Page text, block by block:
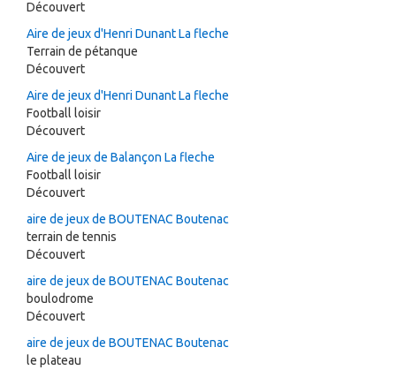
Découvert
Aire de jeux d'Henri Dunant La fleche
Terrain de pétanque
Découvert
Aire de jeux d'Henri Dunant La fleche
Football loisir
Découvert
Aire de jeux de Balançon La fleche
Football loisir
Découvert
aire de jeux de BOUTENAC Boutenac
terrain de tennis
Découvert
aire de jeux de BOUTENAC Boutenac
boulodrome
Découvert
aire de jeux de BOUTENAC Boutenac
le plateau